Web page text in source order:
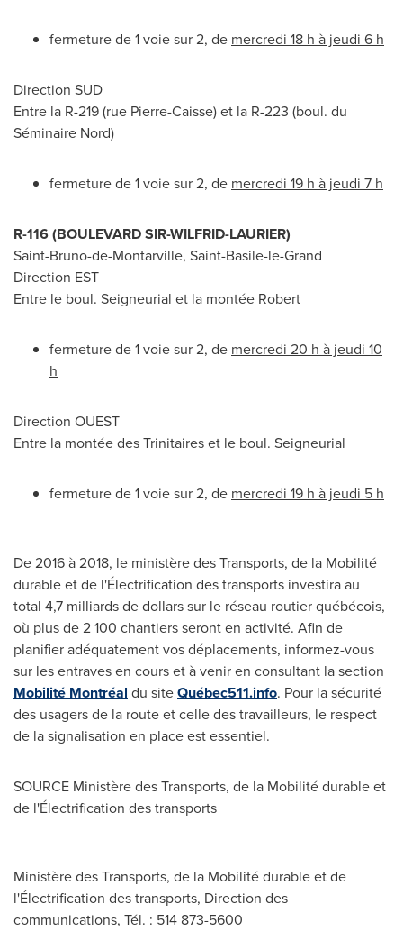
fermeture de 1 voie sur 2, de mercredi 18 h à jeudi 6 h
Direction SUD
Entre la R-219 (rue Pierre-Caisse) et la R-223 (boul. du
Séminaire Nord)
fermeture de 1 voie sur 2, de mercredi 19 h à jeudi 7 h
R-116 (BOULEVARD SIR-WILFRID-LAURIER)
Saint-Bruno-de-Montarville, Saint-Basile-le-Grand
Direction EST
Entre le boul. Seigneurial et la montée Robert
fermeture de 1 voie sur 2, de mercredi 20 h à jeudi 10
h
Direction OUEST
Entre la montée des Trinitaires et le boul. Seigneurial
fermeture de 1 voie sur 2, de mercredi 19 h à jeudi 5 h
De 2016 à 2018, le ministère des Transports, de la Mobilité
durable et de l'Électrification des transports investira au
total 4,7 milliards de dollars sur le réseau routier québécois,
où plus de 2 100 chantiers seront en activité. Afin de
planifier adéquatement vos déplacements, informez-vous
sur les entraves en cours et à venir en consultant la section
Mobilité Montréal du siteQuébec511.info. Pour la sécurité
des usagers de la route et celle des travailleurs, le respect
de la signalisation en place est essentiel.
SOURCE Ministère des Transports, de la Mobilité durable et
de l'Électrification des transports
Ministère des Transports, de la Mobilité durable et de
l'Électrification des transports, Direction des
communications, Tél. : 514 873-5600